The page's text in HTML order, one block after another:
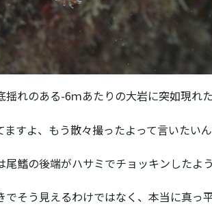
揺れのある-6ｍあたりの大岩に突如現れ
ますよ、もう散々撮ったよって言いたい
尾鰭の後端がハサミでチョッキンしたよ
でそう見えるわけではなく、本当に真っ